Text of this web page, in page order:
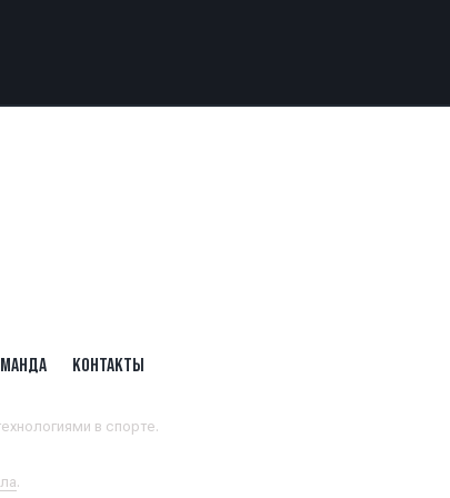
КОНТАКТЫ
в спорте.
.